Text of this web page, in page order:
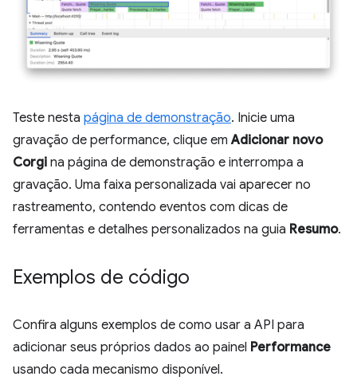
Teste nesta página de demonstração. Inicie uma
gravação de performance, clique emAdicionar novo
Corgi na página de demonstração e interrompa a
gravação. Uma faixa personalizada vai aparecer no
rastreamento, contendo eventos com dicas de
ferramentas e detalhes personalizados na guia Resumo.
Exemplos de código
Confira alguns exemplos de como usar a API para
adicionar seus próprios dados ao painel Performance
usando cada mecanismo disponível.